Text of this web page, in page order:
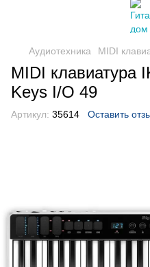
Аудиотехника MIDI
MIDI клавиатура
Keys I/O 49
Артикул: 35614 Оставить